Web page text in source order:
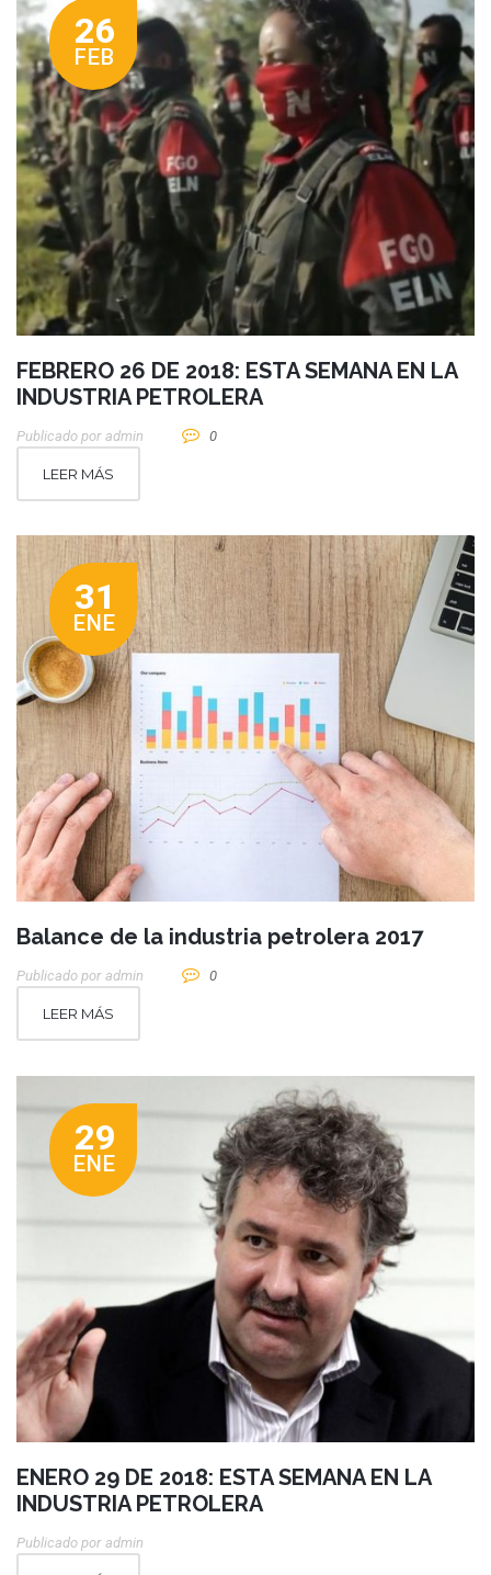
26
FEB
FEBRERO 26 DE 2018: ESTA SEMANA EN LA
INDUSTRIA PETROLERA
Publicado por Admin 0
LEER MÁS
31
ENE
Balance de la industria petrolera 2017
Publicado por Admin 0
LEER MÁS
29
ENE
ENERO 29 DE 2018: ESTA SEMANA EN LA
INDUSTRIA PETROLERA
Publicado por Admin